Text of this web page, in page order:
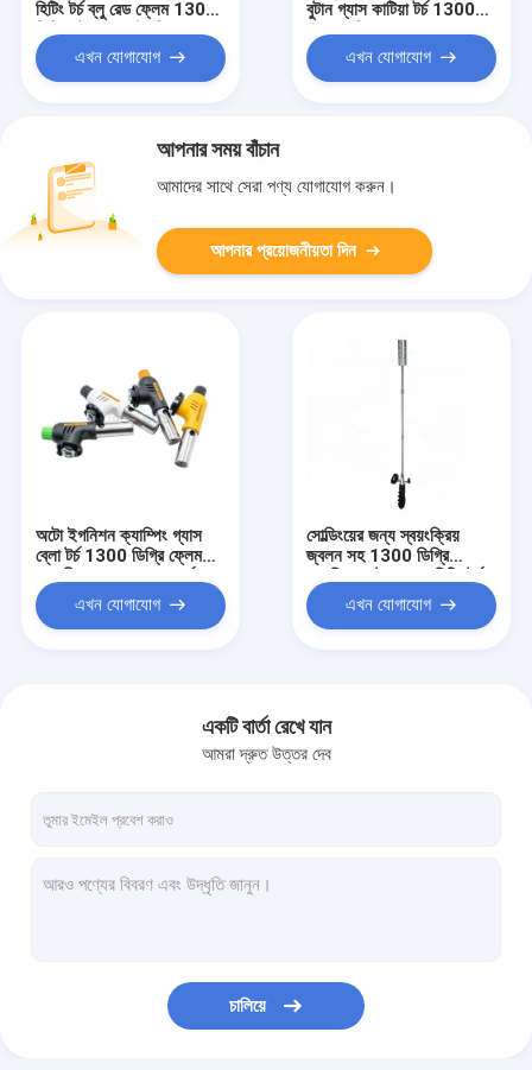
হিটিং টর্চ ব্লু রেড ফ্লেম 1300
ডিগ্রি বুটান মুক্ত ইগনিশন
ডিভাইসএখন যোগাযোগ
বুটান গ্যাস কাটিয়া টর্চ 1300
°C ওয়েল্ডিং ক্ষমতা সঙ্গে
এখন যোগাযোগ
আপনার সময় বাঁচান
আমাদের সাথে সেরা পণ্য যোগাযোগ করুন।
আপনার প্রয়োজনীয়তা দিন
অটো ইগনিশন ক্যাম্পিং গ্যাস
ব্লো টর্চ 1300 ডিগ্রি ফ্লেম
প্যাকেজিংএখন যোগাযোগ
সোল্ডিংয়ের জন্য স্বয়ংক্রিয়
জ্বলন সহ 1300 ডিগ্রি
এখন যোগাযোগ
একটি বার্তা রেখে যান
আমরা দ্রুত উত্তর দেব
চালিয়ে